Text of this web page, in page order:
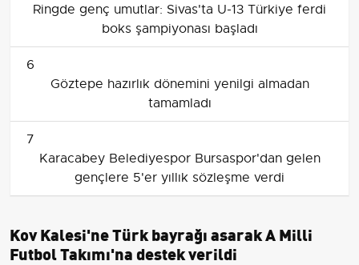
Ringde genç umutlar: Sivas'ta U-13 Türkiye ferdi
boks şampiyonası başladı
6
Göztepe hazırlık dönemini yenilgi almadan
tamamladı
7
Karacabey Belediyespor Bursaspor'dan gelen
gençlere 5'er yıllık sözleşme verdi
Kov Kalesi'ne Türk bayrağı asarak A Milli
Futbol Takımı'na destek verildi